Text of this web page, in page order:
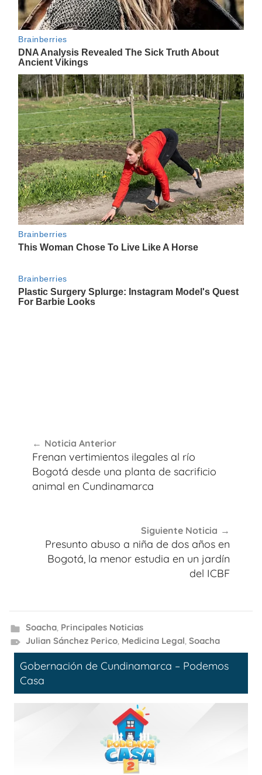
de
entradas
Noticia Anterior
Frenan vertimientos ilegales al río
Bogotá desde una planta de sacrificio
animal en Cundinamarca
Siguiente Noticia
Presunto abuso a niña de dos años en
Bogotá, la menor estudia en un jardín
del ICBF
Soacha, Principales Noticias
Julian Sánchez Perico, Medicina Legal, Soacha
Gobernación de Cundinamarca – Podemos
Casa